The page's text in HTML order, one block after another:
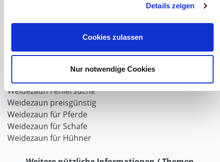
Details zeigen
Cookies zulassen
Nur notwendige Cookies
Weidezaun selber bauen
Weidezaun Fehlersuche
Weidezaun preisgünstig
Weidezaun für Pferde
Weidezaun für Schafe
Weidezaun für Hühner